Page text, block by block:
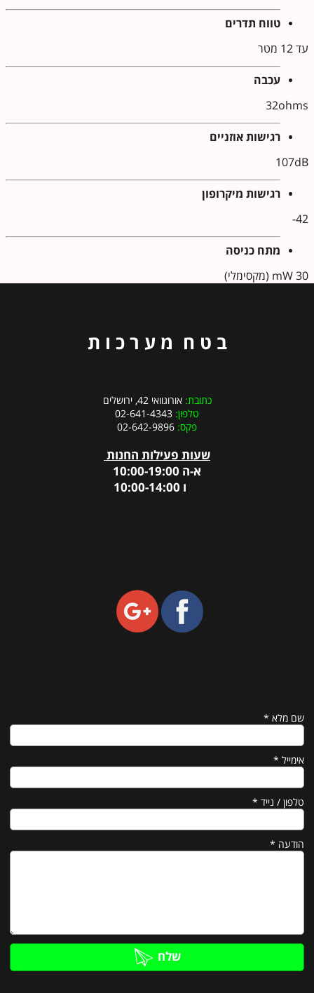
טווח תדרים
עד 12 מטר
עכבה
32ohms
רגישות אוזניים
107dB
רגישות מיקרופון
42-
מתח כניסה
30 mW (מקסימלי)
ב ט ח מ ע ר כ ו ת
כתובת:אורוגוואי 42, ירושלים
טלפון: 02-641-4343
פקס:
שעות פעילות החנות
א-ה 10:00-19:00
ו 10:00-14:00
שם מלא *
אימייל *
טלפון / נייד *
הודעה *
שלח